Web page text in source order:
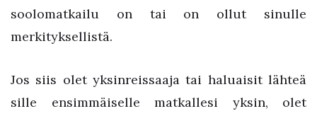
soolomatkailu on tai on ollut sinulle
merkityksellistä.
Jos siis olet yksinreissaaja tai haluaisit lähteä
sille ensimmäiselle matkallesi yksin, olet